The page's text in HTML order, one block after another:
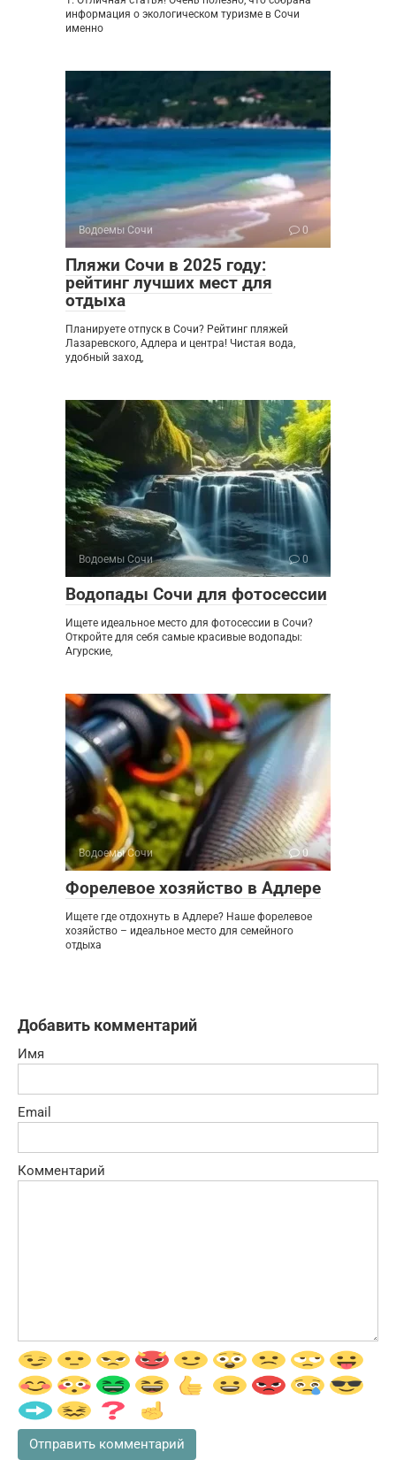
информация о экологическом туризме в Сочи
именно
Водоемы Сочи 0
Пляжи Сочи в 2025 году:
рейтинг лучших мест для
отдыха
Планируете отпуск в Сочи? Рейтинг пляжей
Лазаревского, Адлера и центра! Чистая вода,
удобный заход,
Водоемы Сочи 0
Водопады Сочи для фотосессии
Ищете идеальное место для фотосессии в Сочи?
Откройте для себя самые красивые водопады:
Агурские,
Водоемы Сочи 0
Форелевое хозяйство в Адлере
Ищете где отдохнуть в Адлере? Наше форелевое
хозяйство – идеальное место для семейного
отдыха
Добавить комментарий
Имя
Email
Комментарий